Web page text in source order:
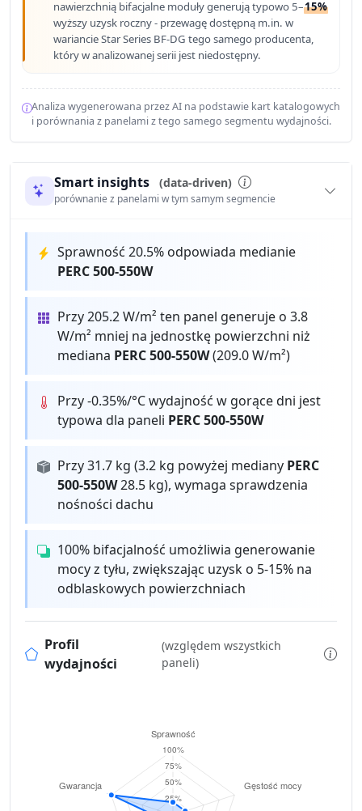
nawierzchnią bifacjalne moduły generują typowo 5–15%
wyższy uzysk roczny - przewagę dostępną m.in. w
wariancie Star Series BF-DG tego samego producenta,
który w analizowanej serii jest niedostępny.
Analiza wygenerowana przez AI na podstawie kart katalogowych
i porównania z panelami z tego samego segmentu wydajności.
Smart insights (data-driven)
porównanie z panelami w tym samym segmencie
Sprawność 20.5% odpowiada medianie
PERC 500-550W
Przy 205.2 W/m² ten panel generuje o 3.8
W/m² mniej na jednostkę powierzchni niż
mediana PERC 500-550W(209.0 W/m²)
Przy -0.35%/°C wydajność w gorące dni jest
typowa dla paneli PERC 500-550W
Przy 31.7 kg (3.2 kg powyżej mediany PERC
500-550W28.5 kg), wymaga sprawdzenia
nośności dachu
100% bifacjalność umożliwia generowanie
mocy z tyłu, zwiększając uzysk o 5-15% na
odblaskowych powierzchniach
Profil
wydajności
(względem wszystkich
paneli)